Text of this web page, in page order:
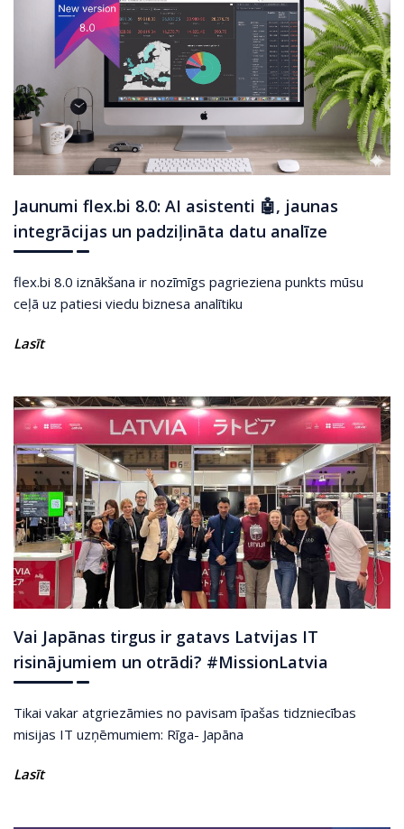
Jaunumi flex.bi 8.0: AI asistenti 🤖, jaunas
integrācijas un padziļināta datu analīze
flex.bi 8.0 iznākšana ir nozīmīgs pagrieziena punkts mūsu
ceļā uz patiesi viedu biznesa analītiku
Lasīt
Vai Japānas tirgus ir gatavs Latvijas IT
risinājumiem un otrādi? #MissionLatvia
Tikai vakar atgriezāmies no pavisam īpašas tidzniecības
misijas IT uzņēmumiem: Rīga- Japāna
Lasīt